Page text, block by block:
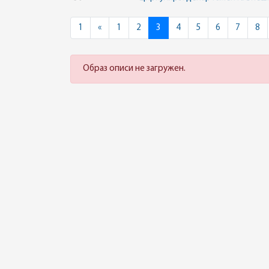
1 «Previous
1 2 3 4 5 6 7 8
Образ описи не загружен.